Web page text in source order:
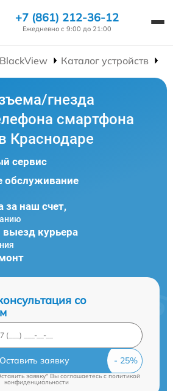
+7 (861) 212-36-12
Ежедневно с 9:00 до 21:00
Каталог устройств
гнезда
смартфона
Краснодаре
сервис
обслуживание
за наш счет,
курьера
со
Оставить заявку
заявку" Вы соглашаетесь cполитикой
конфиденциальности